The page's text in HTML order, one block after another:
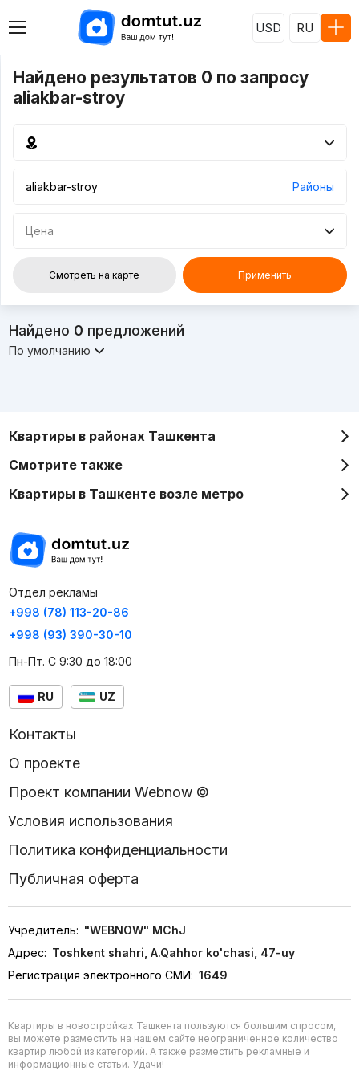
USD RU
Найдено результатов 0 по запросу
aliakbar-stroy
Районы
Цена
Смотреть на карте Применить
Найдено 0 предложений
По умолчанию
Квартиры в районах Ташкента
Смотрите также
Квартиры в Ташкенте возле метро
Отдел рекламы
+998 (78) 113-20-86
+998 (93) 390-30-10
Пн-Пт. С 9:30 до 18:00
RU UZ
Контакты
О проекте
Проект компании Webnow ©
Условия использования
Политика конфиденциальности
Публичная оферта
Учредитель: "WEBNOW" MChJ
Адрес: Toshkent shahri, A.Qahhor ko'chasi, 47-uy
Регистрация электронного СМИ: 1649
Квартиры в новостройках Ташкента пользуются большим спросом,
вы можете разместить на нашем сайте неограниченное количество
квартир любой из категорий. А также разместить рекламные и
информационные статьи. Удачи!